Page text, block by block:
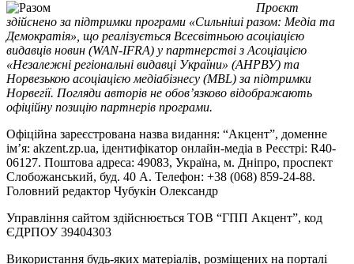
Проєкт
здійснено за підтримки програми «Сильніші разом: Медіа та
Демократія», що реалізується Всесвітньою асоціацією
видавців новин (WAN-IFRA) у партнерстві з Асоціацією
«Незалежні регіональні видавці України» (АНРВУ) та
Норвезькою асоціацією медіабізнесу (MBL) за підтримки
Норвегії. Погляди авторів не обов’язково відображають
офіційну позицію партнерів програми.
Офіційна зареєстрована назва видання: “Акцент”, доменне
ім’я: akzent.zp.ua, ідентифікатор онлайн-медіа в Реєстрі: R40-
06127. Поштова адреса: 49083, Україна, м. Дніпро, проспект
Слобожанський, буд. 40 А. Телефон: +38 (068) 859-24-88.
Головний редактор Чубукін Олександр
Управління сайтом здійснюється ТОВ “ГПП Акцент”, код
ЄДРПОУ 39404303
Використання будь-яких матеріалів, розміщених на порталі